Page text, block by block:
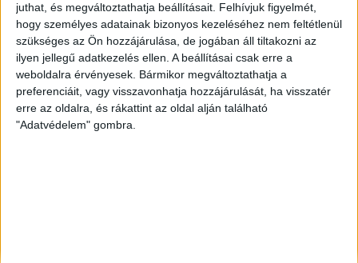
juthat, és megváltoztathatja beállításait. Felhívjuk figyelmét,
hogy személyes adatainak bizonyos kezeléséhez nem feltétlenül
szükséges az Ön hozzájárulása, de jogában áll tiltakozni az
ilyen jellegű adatkezelés ellen. A beállításai csak erre a
weboldalra érvényesek. Bármikor megváltoztathatja a
preferenciáit, vagy visszavonhatja hozzájárulását, ha visszatér
erre az oldalra, és rákattint az oldal alján található
"Adatvédelem" gombra.